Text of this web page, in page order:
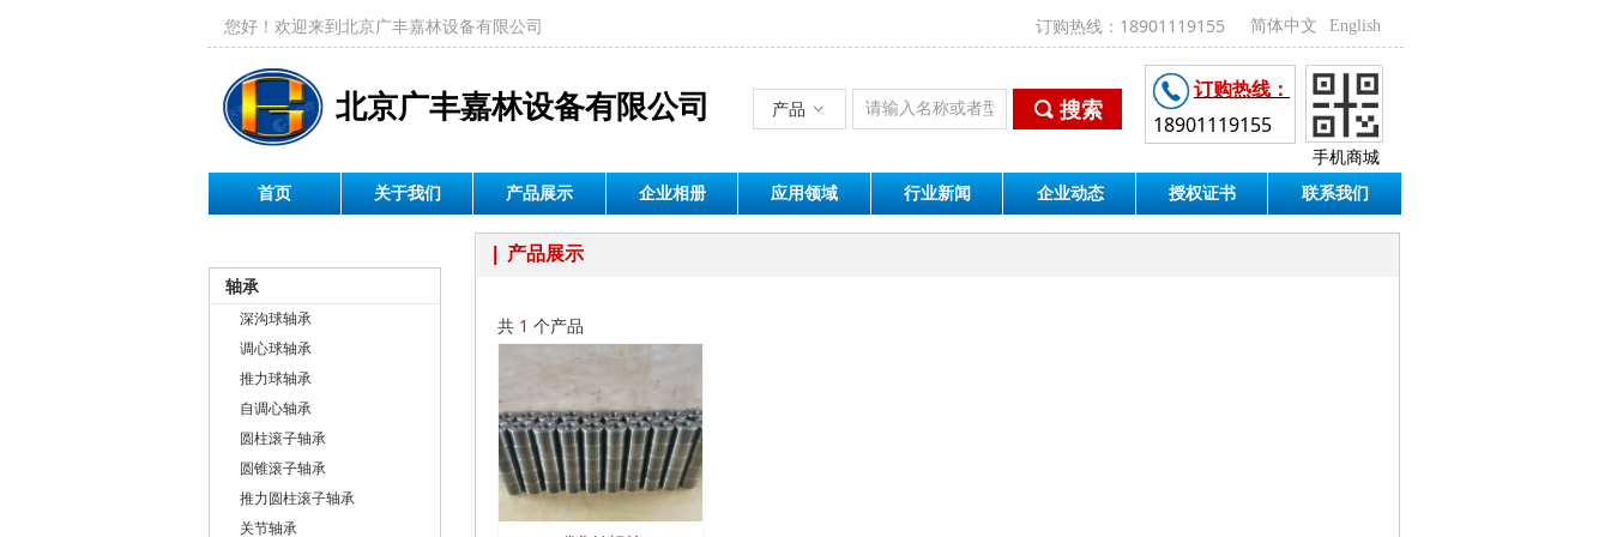
您好！欢迎来到北京广丰嘉林设备有限公司 订购热线：18901119155 简体中文 English
끠 搜索
产品 ꀁ
18901119155
订购热线：
手机商城
北京广丰嘉林设备有限公司
首页 关于我们 产品展示 企业相册 应用领域 行业新闻 企业动态 授权证书 联系我们
轴承
深沟球轴承
调心球轴承
推力球轴承
自调心轴承
圆柱滚子轴承
圆锥滚子轴承
推力圆柱滚子轴承
关节轴承
产品展示
共 1 个产品